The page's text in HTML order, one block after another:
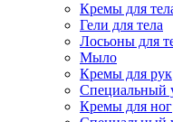
Кремы для
Гели для тела
Лосьоны для
Мыло
Кремы для рук
Специальный
Кремы для ног